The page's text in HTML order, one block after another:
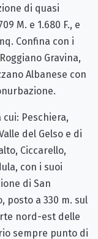
di quasi
M. e 1.680 F., e
Confina con i
Gravina,
Albanese con
Peschiera,
del Gelso e di
Ciccarello,
con i suoi
di San
posto a 330 m. sul
nord-est delle
sempre punto di